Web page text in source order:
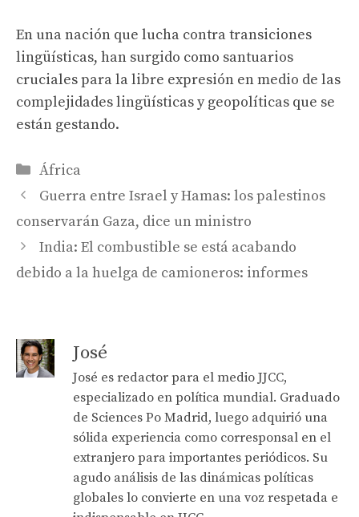
En una nación que lucha contra transiciones
lingüísticas, han surgido como santuarios
cruciales para la libre expresión en medio de las
complejidades lingüísticas y geopolíticas que se
están gestando.
Categories
África
Guerra entre Israel y Hamas: los palestinos
conservarán Gaza, dice un ministro
India: El combustible se está acabando
debido a la huelga de camioneros: informes
José
José es redactor para el medio JJCC,
especializado en política mundial. Graduado
de Sciences Po Madrid, luego adquirió una
sólida experiencia como corresponsal en el
extranjero para importantes periódicos. Su
agudo análisis de las dinámicas políticas
globales lo convierte en una voz respetada e